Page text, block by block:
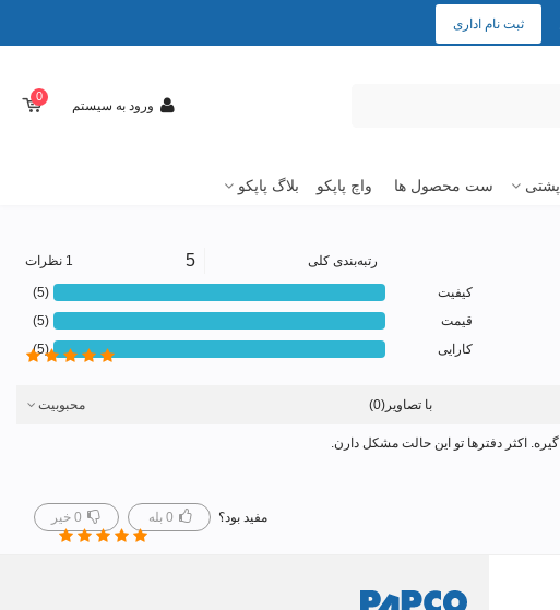
ثبت نام اداری
ورود به سیستم
0
ست محصول ها واچ پاپکو بلاگ پاپکو
رتبه‌بندی کلی 5 1 نظرات
کیفیت
(5)
قیمت
(5)
کارایی
(5)
با تصاویر (0) محبوبیت
اکثر دفترها تو این حالت مشکل دارن.
مفید بود؟ 0 بله 0 خیر